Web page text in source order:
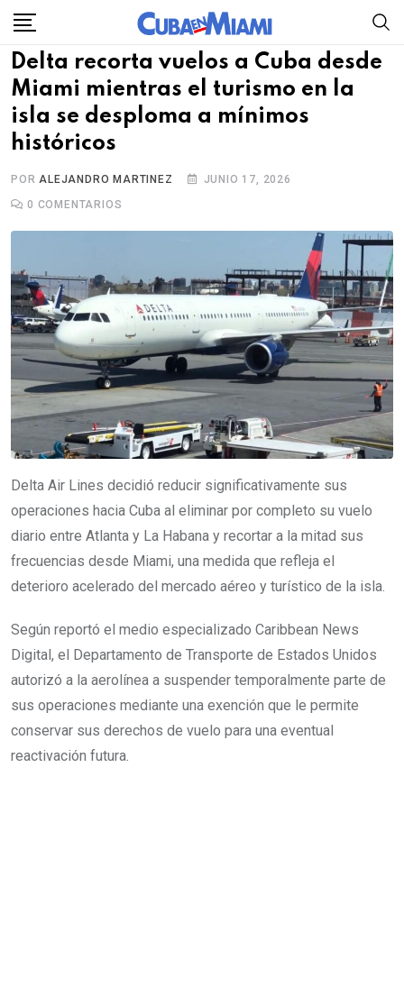
Skip
content
Delta recorta vuelos a Cuba desde
Miami mientras el turismo en la
isla se desploma a mínimos
históricos
PORALEJANDRO MARTINEZ
JUNIO 17, 2026
0 COMENTARIOS
Delta Air Lines decidió reducir significativamente sus
operaciones hacia Cuba al eliminar por completo su vuelo
diario entre Atlanta y La Habana y recortar a la mitad sus
frecuencias desde Miami, una medida que refleja el
deterioro acelerado del mercado aéreo y turístico de la isla.
Según reportó el medio especializado Caribbean News
Digital, el Departamento de Transporte de Estados Unidos
autorizó a la aerolínea a suspender temporalmente parte de
sus operaciones mediante una exención que le permite
conservar sus derechos de vuelo para una eventual
reactivación futura.